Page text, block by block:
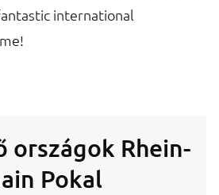
international
országok Rhein-
Pokal